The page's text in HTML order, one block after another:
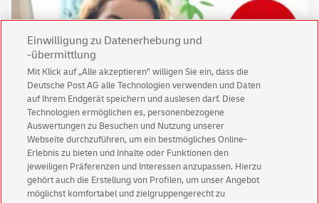
Keine News mehr verpassen!
Für den Shop-Newsletter anmelden und
Willkommensgutschein für eine Bestellung sichern.
Einwilligung zu Datenerhebung und
-übermittlung
Mit Klick auf „Alle akzeptieren” willigen Sie ein, dass die
Deutsche Post AG alle Technologien verwenden und Daten
auf Ihrem Endgerät speichern und auslesen darf. Diese
Technologien ermöglichen es, personenbezogene
Auswertungen zu Besuchen und Nutzung unserer
Webseite durchzuführen, um ein bestmögliches Online-
Erlebnis zu bieten und Inhalte oder Funktionen den
jeweiligen Präferenzen und Interessen anzupassen. Hierzu
gehört auch die Erstellung von Profilen, um unser Angebot
möglichst komfortabel und zielgruppengerecht zu